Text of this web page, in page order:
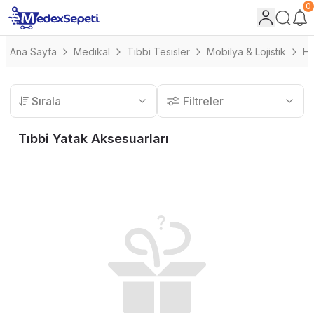
0
Ana Sayfa Medikal Tıbbi Tesisler Mobilya & Lojistik
Sırala Filtreler
Tıbbi Yatak Aksesuarları